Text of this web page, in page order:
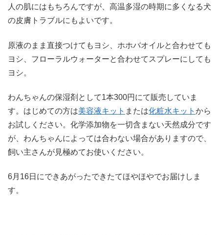
人の肌にはもちろんですが、高温多湿の時期に多くなる犬
の皮膚トラブルにもよいです。
原液のまま直接つけてもヨシ、ホホバオイルと合わせても
ヨシ、フローラルウォーターと合わせてスプレーにしても
ヨシ。
わんちゃんの保湿剤として1本300円にて販売していま
す。はじめての方は美容液キット または化粧水キット から
お試しください。化学添加物を一切含まない天然成分です
が、わんちゃんによっては合わない場合がありますので、
飼い主さんが見極めてお使いください。
6月16日にできあがったできたてほやほやでお届けしま
す。